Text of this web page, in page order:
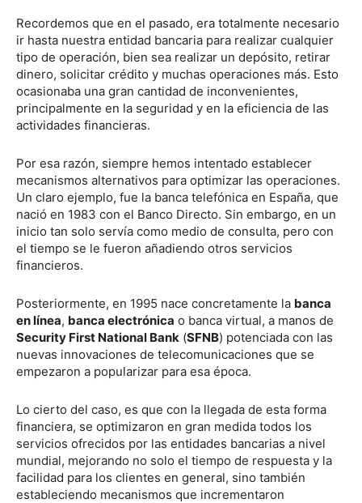
Recordemos que en el pasado, era totalmente necesario
ir hasta nuestra entidad bancaria para realizar cualquier
tipo de operación, bien sea realizar un depósito, retirar
dinero, solicitar crédito y muchas operaciones más. Esto
ocasionaba una gran cantidad de inconvenientes,
principalmente en la seguridad y en la eficiencia de las
actividades financieras.
Por esa razón, siempre hemos intentado establecer
mecanismos alternativos para optimizar las operaciones.
Un claro ejemplo, fue la banca telefónica en España, que
nació en 1983 con el Banco Directo. Sin embargo, en un
inicio tan solo servía como medio de consulta, pero con
el tiempo se le fueron añadiendo otros servicios
financieros.
Posteriormente, en 1995 nace concretamente la banca
en línea, banca electrónica o banca virtual, a manos de
Security First National Bank (SFNB) potenciada con las
nuevas innovaciones de telecomunicaciones que se
empezaron a popularizar para esa época.
Lo cierto del caso, es que con la llegada de esta forma
financiera, se optimizaron en gran medida todos los
servicios ofrecidos por las entidades bancarias a nivel
mundial, mejorando no solo el tiempo de respuesta y la
facilidad para los clientes en general, sino también
estableciendo mecanismos que incrementaron